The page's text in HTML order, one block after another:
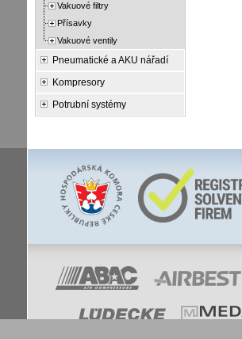
Vakuové filtry
Přísavky
Vakuové ventily
Pneumatické a AKU nářadí
Kompresory
Potrubní systémy